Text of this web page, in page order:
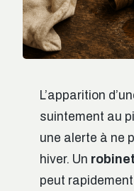
L’apparition
suintement au
une alerte à ne
hiver. Un
peut